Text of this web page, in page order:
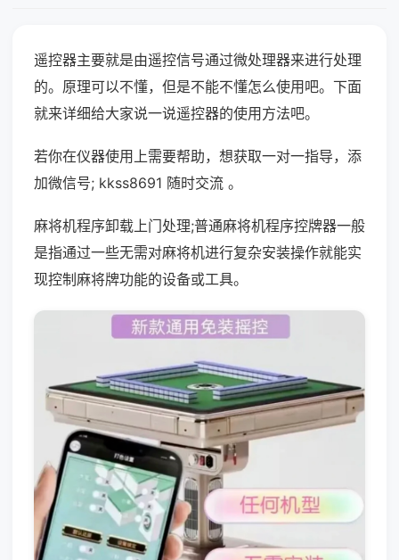
遥控器主要就是由遥控信号通过微处理器来进行处理
的。原理可以不懂，但是不能不懂怎么使用吧。下面
就来详细给大家说一说遥控器的使用方法吧。
若你在仪器使用上需要帮助，想获取一对一指导，添
加微信号; kkss8691 随时交流 。
麻将机程序卸载上门处理;普通麻将机程序控牌器一般
是指通过一些无需对麻将机进行复杂安装操作就能实
现控制麻将牌功能的设备或工具。